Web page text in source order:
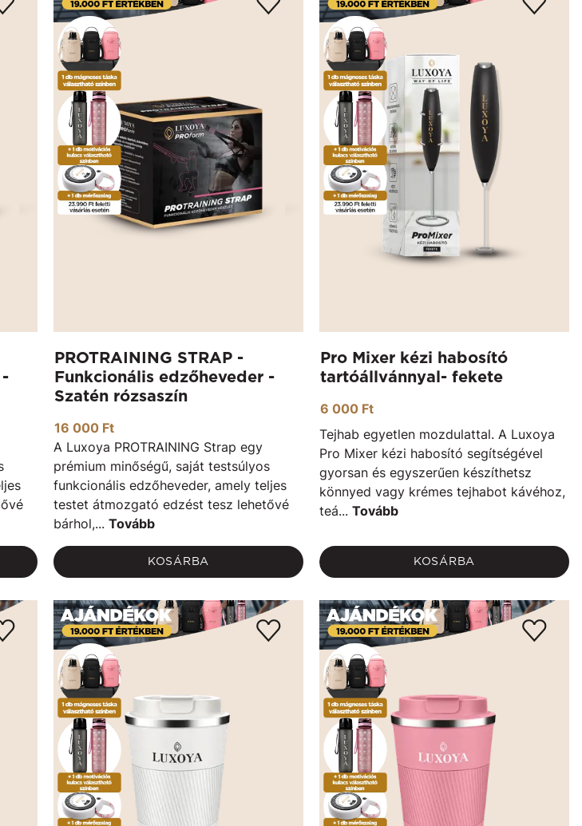
PROTRAINING STRAP -
Funkcionális edzőheveder -
Szatén rózsaszín
16 000 Ft
A Luxoya PROTRAINING Strap egy
prémium minőségű, saját testsúlyos
funkcionális edzőheveder, amely teljes
testet átmozgató edzést tesz lehetővé
bárhol,... Tovább
KOSÁRBA
Pro Mixer kézi habosító
tartóállvánnyal- fekete
6 000 Ft
Tejhab egyetlen mozdulattal. A Luxoya
Pro Mixer kézi habosító segítségével
gyorsan és egyszerűen készíthetsz
könnyed vagy krémes tejhabot kávéhoz,
teá... Tovább
KOSÁRBA